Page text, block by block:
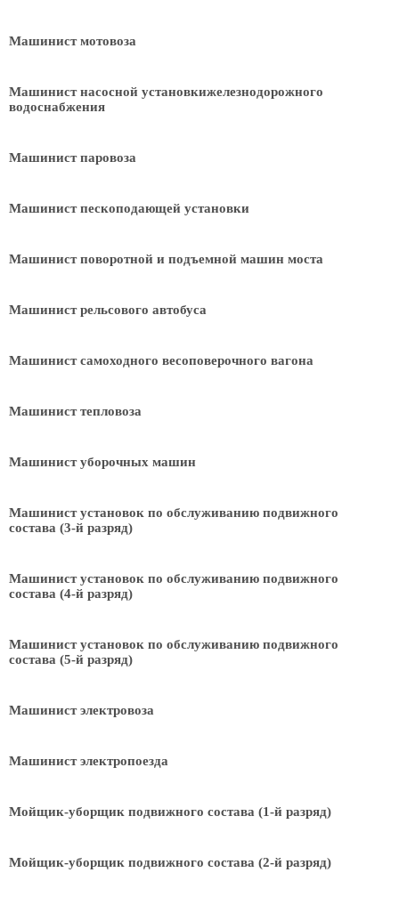
Машинист мотовоза
Машинист насосной установкижелезнодорожного
водоснабжения
Машинист паровоза
Машинист пескоподающей установки
Машинист поворотной и подъемной машин моста
Машинист рельсового автобуса
Машинист самоходного весоповерочного вагона
Машинист тепловоза
Машинист уборочных машин
Машинист установок по обслуживанию подвижного
состава (3-й разряд)
Машинист установок по обслуживанию подвижного
состава (4-й разряд)
Машинист установок по обслуживанию подвижного
состава (5-й разряд)
Машинист электровоза
Машинист электропоезда
Мойщик-уборщик подвижного состава (1-й разряд)
Мойщик-уборщик подвижного состава (2-й разряд)